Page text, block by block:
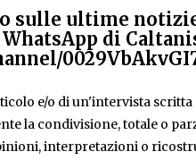
sulle ultime
di
e/o di un'intervista
la condivisione, totale o
interpretazioni o